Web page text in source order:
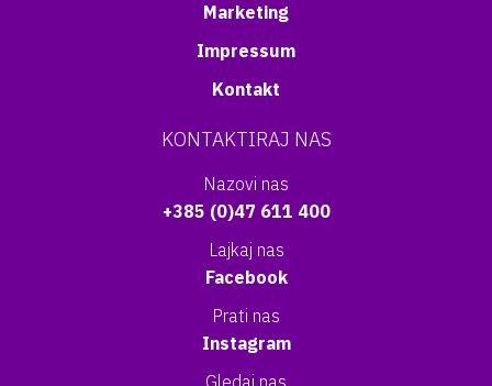
Marketing
Impressum
Kontakt
KONTAKTIRAJ NAS
Nazovi nas
+385 (0)47 611 400
Lajkaj nas
Facebook
Prati nas
Instagram
Gledaj nas